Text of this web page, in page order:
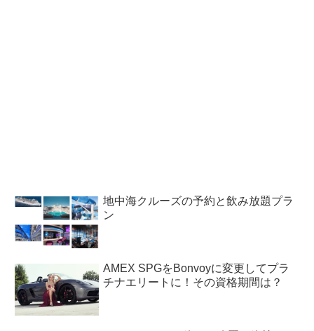
地中海クルーズの予約と飲み放題プラ
ン
AMEX SPGをBonvoyに変更してプラ
チナエリートに！その資格期間は？